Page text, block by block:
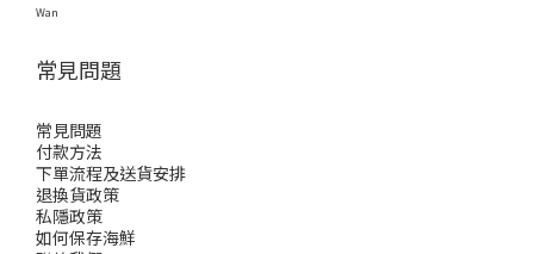
Wan
常見問題
常見問題
付款方法
下單流程及送貨安排
退換貨政策
私隱政策
如何保存海鮮